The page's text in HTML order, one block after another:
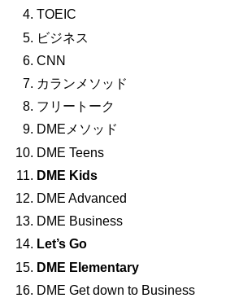
TOEIC
ビジネス
CNN
カランメソッド
フリートーク
DMEメソッド
DME Teens
DME Kids
DME Advanced
DME Business
Let’s Go
DME Elementary
DME Get down to Business